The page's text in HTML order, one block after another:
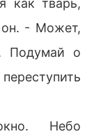
как тварь,
- Может,
Подумай о
Небо